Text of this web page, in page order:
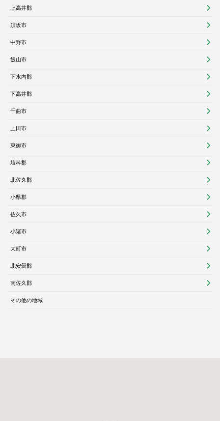
上高井郡
須坂市
中野市
飯山市
下水内郡
下高井郡
千曲市
上田市
東御市
埴科郡
北佐久郡
小県郡
佐久市
小諸市
大町市
北安曇郡
南佐久郡
その他の地域